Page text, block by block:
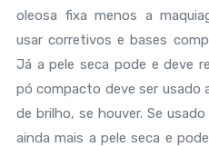
oleosa fixa menos a
usar corretivos e bases
Já a pele seca pode e deve
pó compacto deve ser usado
de brilho, se houver. Se
ainda mais a pele seca e